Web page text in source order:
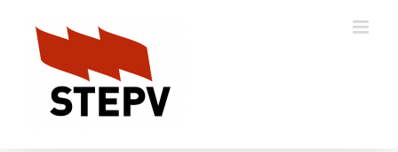
content